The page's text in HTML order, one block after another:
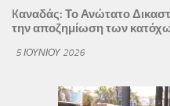
Kαναδάς: Το Ανώτατο
την αποζημίωση των
5 ΙΟΥΝΊΟΥ 2026